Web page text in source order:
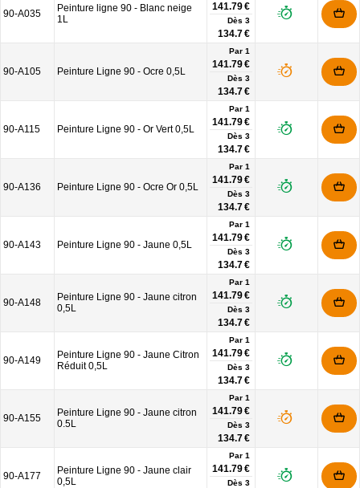
90-A035
Peinture ligne 90 - Blanc neige
1L
141.79 €
Dès 3
134.7 €
90-A105 Peinture Ligne 90 - Ocre 0,5L
Par 1
141.79 €
Dès 3
134.7 €
90-A115 Peinture Ligne 90 - Or Vert 0,5L
Par 1
141.79 €
Dès 3
134.7 €
90-A136 Peinture Ligne 90 - Ocre Or 0,5L
Par 1
141.79 €
Dès 3
134.7 €
90-A143 Peinture Ligne 90 - Jaune 0,5L
Par 1
141.79 €
Dès 3
134.7 €
90-A148
Peinture Ligne 90 - Jaune citron
0,5L
Par 1
141.79 €
Dès 3
134.7 €
90-A149
Peinture Ligne 90 - Jaune Citron
Réduit 0,5L
Par 1
141.79 €
Dès 3
134.7 €
90-A155
Peinture Ligne 90 - Jaune citron
0.5L
Par 1
141.79 €
Dès 3
134.7 €
90-A177
Peinture Ligne 90 - Jaune clair
0,5L
Par 1
141.79 €
Dès 3